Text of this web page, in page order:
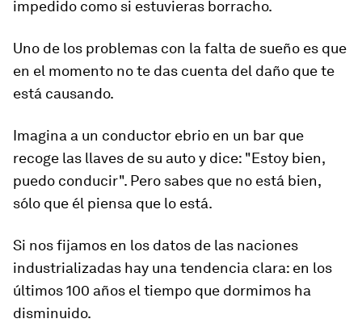
impedido como si estuvieras borracho.
Uno de los problemas con la falta de sueño es que
en el momento no te das cuenta del daño que te
está causando.
Imagina a un conductor ebrio en un bar que
recoge las llaves de su auto y dice: "Estoy bien,
puedo conducir". Pero sabes que no está bien,
sólo que él piensa que lo está.
Si nos fijamos en los datos de las naciones
industrializadas hay una tendencia clara: en los
últimos 100 años el tiempo que dormimos ha
disminuido.